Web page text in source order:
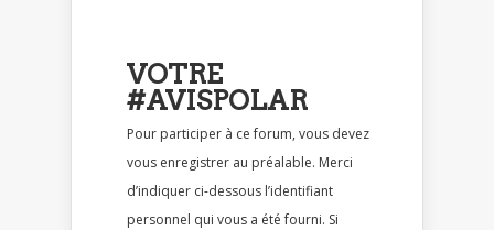
VOTRE
#AVISPOLAR
Pour participer à ce forum, vous devez
vous enregistrer au préalable. Merci
d’indiquer ci-dessous l’identifiant
personnel qui vous a été fourni. Si